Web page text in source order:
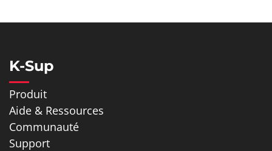
K-Sup
Produit
Aide & Ressources
Communauté
Support